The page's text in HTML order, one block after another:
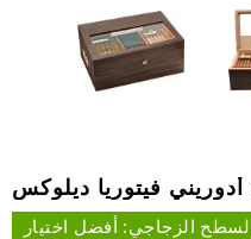
إكسسوارات
فيتوريا ديلوكس
الزجاجي: أفضل اختيار